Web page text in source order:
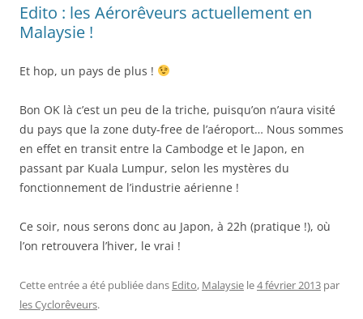
Edito : les Aérorêveurs actuellement en
Malaysie !
Et hop, un pays de plus !
Bon OK là c’est un peu de la triche, puisqu’on n’aura visité
du pays que la zone duty-free de l’aéroport… Nous sommes
en effet en transit entre la Cambodge et le Japon, en
passant par Kuala Lumpur, selon les mystères du
fonctionnement de l’industrie aérienne !
Ce soir, nous serons donc au Japon, à 22h (pratique !), où
l’on retrouvera l’hiver, le vrai !
Cette entrée a été publiée dans Edito, Malaysie le4 février 2013 par
les Cyclorêveurs.